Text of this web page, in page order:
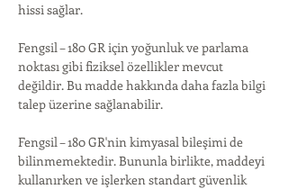
hissi sağlar.
Fengsil – 180 GR için yoğunluk ve parlama
noktası gibi fiziksel özellikler mevcut
değildir. Bu madde hakkında daha fazla bilgi
talep üzerine sağlanabilir.
Fengsil – 180 GR'nin kimyasal bileşimi de
bilinmemektedir. Bununla birlikte, maddeyi
kullanırken ve işlerken standart güvenlik